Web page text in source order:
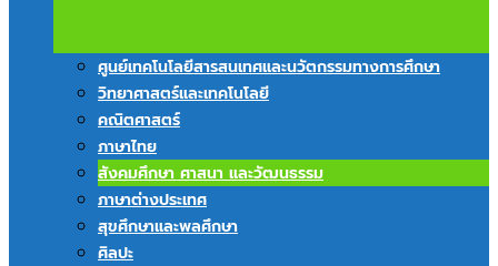
ศูนย์เทคโนโลยีสารสนเทศและนวัตกรรมทางการศึกษา
วิทยาศาสตร์และเทคโนโลยี
คณิตศาสตร์
ภาษาไทย
สังคมศึกษา ศาสนา และวัฒนธรรม
ภาษาต่างประเทศ
สุขศึกษาและพลศึกษา
ศิลปะ